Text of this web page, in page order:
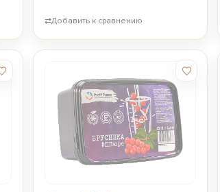
⇄Добавить к сравнению